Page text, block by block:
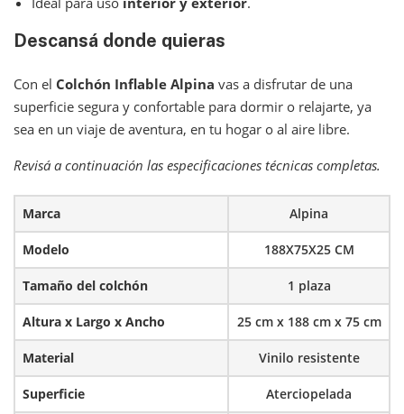
Descansá donde quieras
Con el Colchón Inflable Alpina vas a disfrutar de una
superficie segura y confortable para dormir o relajarte, ya
sea en un viaje de aventura, en tu hogar o al aire libre.
Revisá a continuación las especificaciones técnicas completas.
Marca Alpina
Modelo 188X75X25 CM
Tamaño del colchón 1 plaza
Altura x Largo x Ancho 25 cm x 188 cm x 75 cm
Material Vinilo resistente
Superficie Aterciopelada